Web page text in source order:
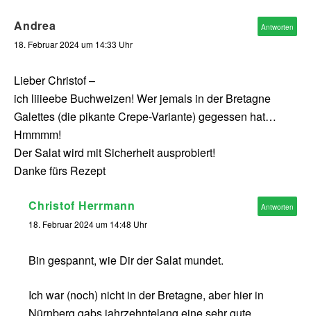
Andrea
18. Februar 2024 um 14:33 Uhr
Lieber Christof –
ich liiieebe Buchweizen! Wer jemals in der Bretagne
Galettes (die pikante Crepe-Variante) gegessen hat…
Hmmmm!
Der Salat wird mit Sicherheit ausprobiert!
Danke fürs Rezept
Antworten
Christof Herrmann
18. Februar 2024 um 14:48 Uhr
Bin gespannt, wie Dir der Salat mundet.
Ich war (noch) nicht in der Bretagne, aber hier in
Nürnberg gabs jahrzehntelang eine sehr gute
Antworten